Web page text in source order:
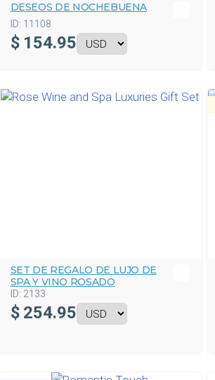
DESEOS DE NOCHEBUENA
ID: 11108
$ 154.95
SET DE REGALO DE LUJO DE
SPA Y VINO ROSADO
ID: 2133
$ 254.95